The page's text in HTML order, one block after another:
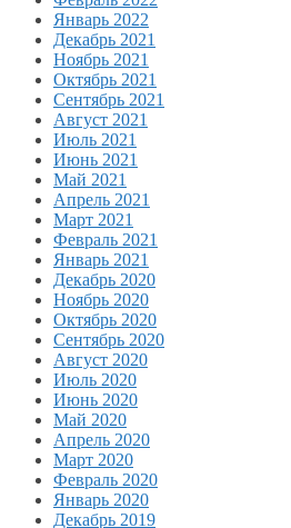
Январь 2022
Декабрь 2021
Ноябрь 2021
Октябрь 2021
Сентябрь 2021
Август 2021
Июль 2021
Июнь 2021
Май 2021
Апрель 2021
Март 2021
Февраль 2021
Январь 2021
Декабрь 2020
Ноябрь 2020
Октябрь 2020
Сентябрь 2020
Август 2020
Июль 2020
Июнь 2020
Май 2020
Апрель 2020
Март 2020
Февраль 2020
Январь 2020
Декабрь 2019